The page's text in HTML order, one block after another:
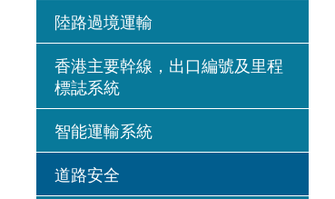
陸路過境運輸
香港主要幹線，出口編號及里程
標誌系統
智能運輸系統
道路安全